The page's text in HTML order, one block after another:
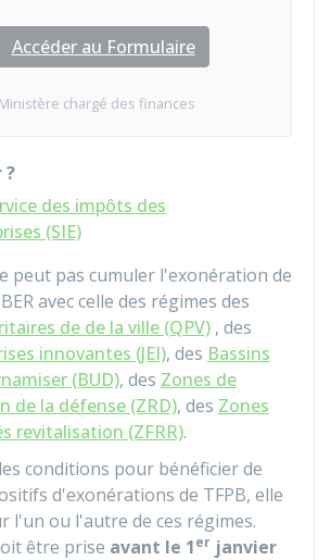
Accéder au Formulaire
Ministère chargé des finances
?
des impôts des
(SIE)
peut pas cumuler l'exonération de
avec celle des régimes des
de de la ville (QPV) , des
innovantes (JEI), des Bassins
(BUD), des Zones de
de la défense (ZRD), des Zones
revitalisation (ZFRR).
conditions pour bénéficier de
d'exonérations de TFPB, elle
l'un ou l'autre de ces régimes.
être prise avant le 1er janvier